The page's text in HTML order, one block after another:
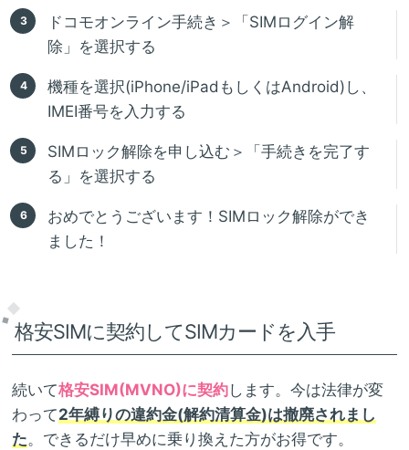
ドコモオンライン手続き＞「SIMログイン解
除」を選択する
機種を選択(iPhone/iPadもしくはAndroid)し、
IMEI番号を入力する
SIMロック解除を申し込む＞「手続きを完了す
る」を選択する
おめでとうございます！SIMロック解除ができ
ました！
格安SIMに契約してSIMカードを入手
続いて格安SIM(MVNO)に契約します。今は法律が変
わって2年縛りの違約金(解約清算金)は撤廃されまし
た。できるだけ早めに乗り換えた方がお得です。